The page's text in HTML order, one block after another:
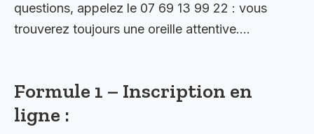
questions, appelez le 07 69 13 99 22 : vous
trouverez toujours une oreille attentive….
Formule 1 – Inscription en
ligne :